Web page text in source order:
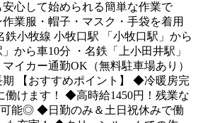
心して始められる簡単な作業で
業服・帽子・マスク・手袋を着用
鉄小牧線 小牧口駅 「小牧口駅」から
から車10分 ・名鉄「上小田井駅」
イカー通勤OK（無料駐車場あり）
期 【おすすめポイント】 ◆冷暖房完
働けます！ ◆高時給1450円！残業な
可能◎ ◆日勤のみ＆土日祝休みで働